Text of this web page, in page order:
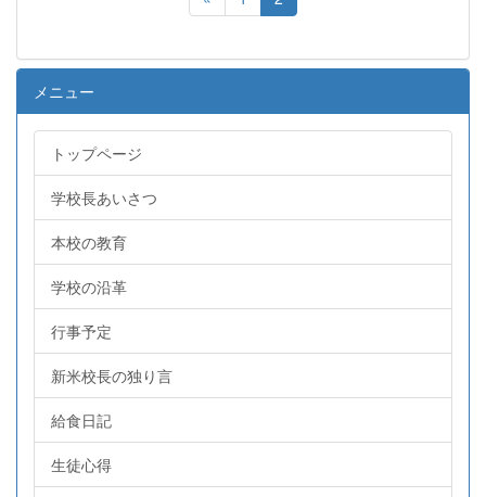
メニュー
トップページ
学校長あいさつ
本校の教育
学校の沿革
行事予定
新米校長の独り言
給食日記
生徒心得